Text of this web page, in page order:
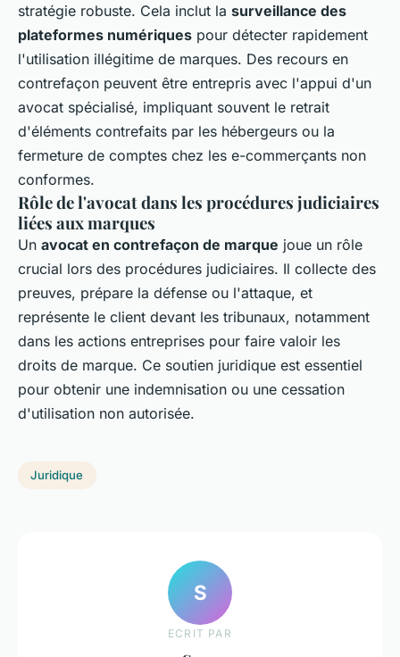
stratégie robuste. Cela inclut la surveillance des
plateformes numériques pour détecter rapidement
l'utilisation illégitime de marques. Des recours en
contrefaçon peuvent être entrepris avec l'appui d'un
avocat spécialisé, impliquant souvent le retrait
d'éléments contrefaits par les hébergeurs ou la
fermeture de comptes chez les e-commerçants non
conformes.
Rôle de l'avocat dans les procédures judiciaires
liées aux marques
Un avocat en contrefaçon de marque joue un rôle
crucial lors des procédures judiciaires. Il collecte des
preuves, prépare la défense ou l'attaque, et
représente le client devant les tribunaux, notamment
dans les actions entreprises pour faire valoir les
droits de marque. Ce soutien juridique est essentiel
pour obtenir une indemnisation ou une cessation
d'utilisation non autorisée.
Juridique
S
ECRIT PAR